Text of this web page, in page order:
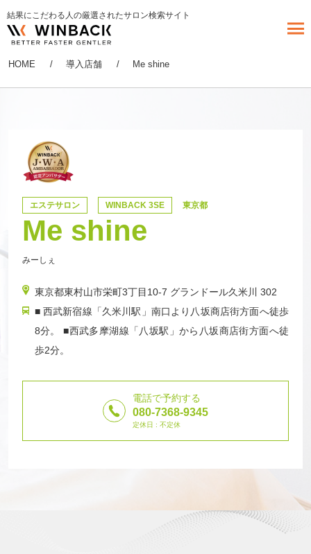
結果にこだわる人の厳選されたサロン検索サイト
HOME 導入店舗 Me shine
エステサロン WINBACK 3SE 東京都
Me shine
みーしぇ
東京都東村山市栄町3丁目10-7 グランドール久米川 302
■ 西武新宿線「久米川駅」南口より八坂商店街方面へ徒歩
8分。 ■西武多摩湖線「八坂駅」から八坂商店街方面へ徒
歩2分。
電話で予約する
080-7368-9345
定休日 : 不定休